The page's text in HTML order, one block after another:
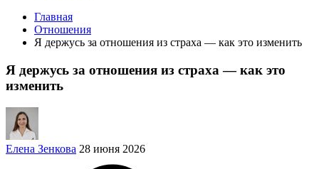
Главная
Отношения
Я держусь за отношения из страха — как это изменить
Я держусь за отношения из страха — как это
изменить
Елена Зенкова 28 июня 2026